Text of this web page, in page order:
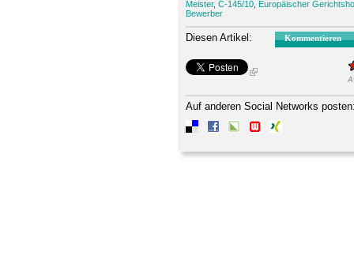
Meister, C-145/10 Europäischer
Bewerber
Diesen Artikel: Kommentieren
Auf anderen Social Networks